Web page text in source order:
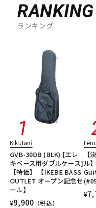
RANKING
ランキング
Kikutani
GVB-30DB (BLK) [エレ
キベース用ダブルケース]
【特価】 【IKEBE BASS
OUTLET オープン記念セ
ール】
¥9,900 （税込）
【
ル
¥